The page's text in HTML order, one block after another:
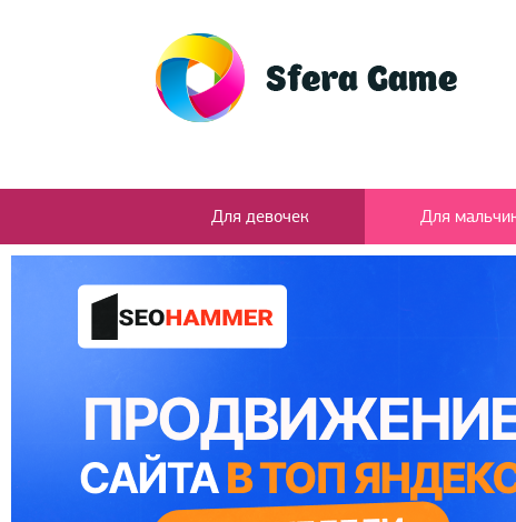
Для девочек Для